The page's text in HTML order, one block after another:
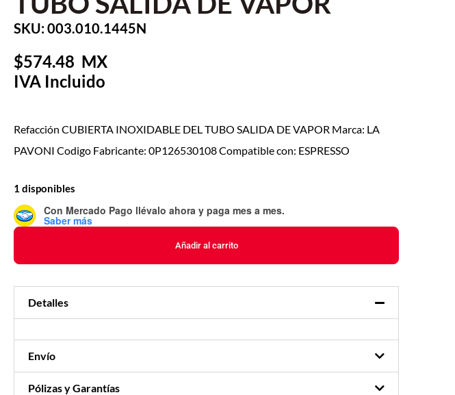
SKU: 003.010.1445N
574.48
Refacción CUBIERTA INOXIDABLE DEL TUBO SALIDA DE VAPOR Marca: LA
PAVONI Codigo Fabricante: 0P126530108 Compatible con: ESPRESSO
1 disponibles
Con Mercado Pago llévalo ahora y paga mes a mes.
Saber más
Añadir al carrito
Detalles
Envío
Pólizas y Garantías